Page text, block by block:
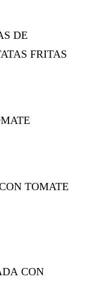
DE
FRITAS
TOMATE
CON